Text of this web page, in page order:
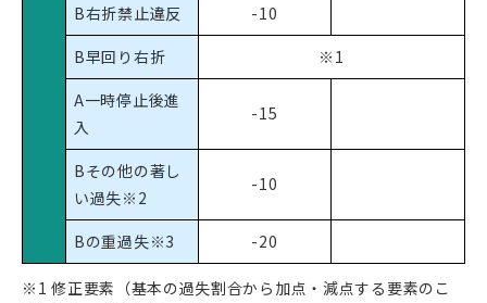
B右折禁止違反
-10
B早回り右折
※1
A一時停止後進
入
-15
Bその他の著し
い過失※2
-10
Bの重過失※3 -20
※1 修正要素（基本の過失割合から加点・減点する要素のこ